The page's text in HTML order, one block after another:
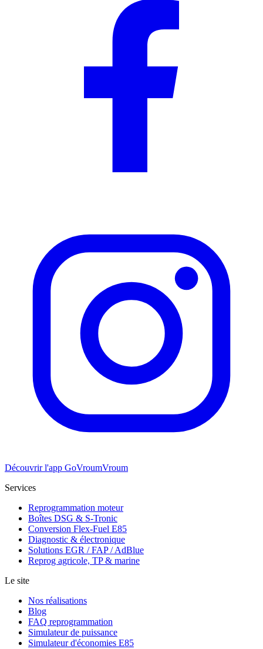
Découvrir l'app GoVroumVroum
Services
Reprogrammation moteur
Boîtes DSG & S-Tronic
Conversion Flex-Fuel E85
Diagnostic & électronique
Solutions EGR / FAP / AdBlue
Reprog agricole, TP & marine
Le site
Nos réalisations
Blog
FAQ reprogrammation
Simulateur de puissance
Simulateur d'économies E85